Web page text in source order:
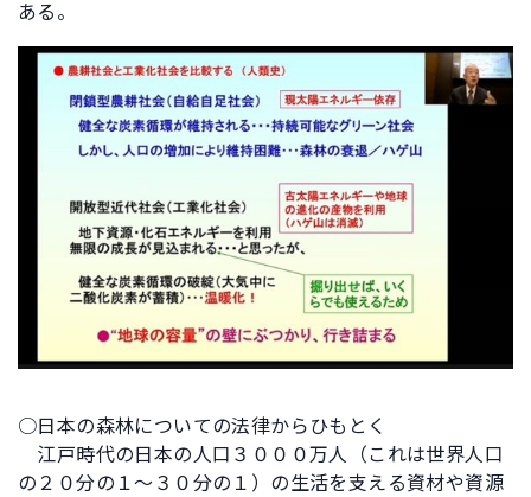
ある。
○日本の森林についての法律からひもとく
江戸時代の日本の人口３０００万人（これは世界人口
の２０分の１～３０分の１）の生活を支える資材や資源